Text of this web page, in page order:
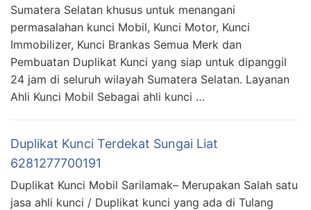
Sumatera Selatan khusus untuk menangani
permasalahan kunci Mobil, Kunci Motor, Kunci
Immobilizer, Kunci Brankas Semua Merk dan
Pembuatan Duplikat Kunci yang siap untuk dipanggil
24 jam di seluruh wilayah Sumatera Selatan. Layanan
Ahli Kunci Mobil Sebagai ahli kunci …
Duplikat Kunci Terdekat Sungai Liat
6281277700191
Duplikat Kunci Mobil Sarilamak– Merupakan Salah satu
jasa ahli kunci / Duplikat kunci yang ada di Tulang